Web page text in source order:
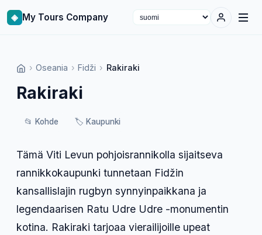
◈ My Tours Company
Select language
› Oseania › Fidži › Rakiraki
Rakiraki
📂 Kohde 🏷️ Kaupunki
Tämä Viti Levun pohjoisrannikolla sijaitseva
rannikkokaupunki tunnetaan Fidžin
kansallislajin rugbyn synnyinpaikkana ja
legendaarisen Ratu Udre Udre -monumentin
kotina. Rakiraki tarjoaa vierailijoille upeat